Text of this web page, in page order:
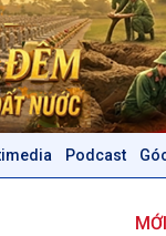
Podcast